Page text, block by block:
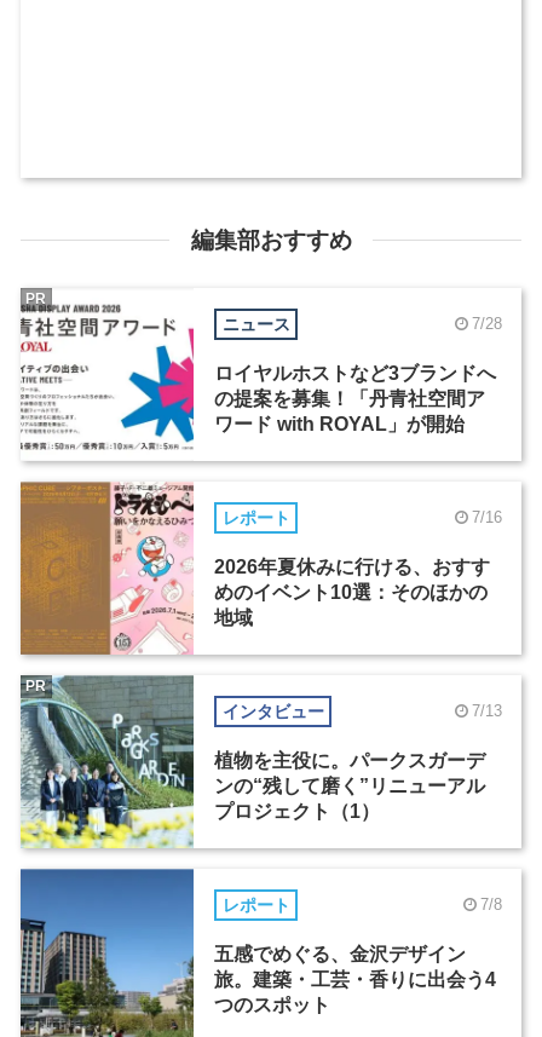
編集部おすすめ
ニュース 7/28
ロイヤルホストなど3ブランドへ
の提案を募集！「丹青社空間ア
ワード with ROYAL」が開始
PR
レポート 7/16
2026年夏休みに行ける、おすす
めのイベント10選：そのほかの
地域
インタビュー 7/13
植物を主役に。パークスガーデ
ンの“残して磨く”リニューアル
プロジェクト（1）
PR
レポート 7/8
五感でめぐる、金沢デザイン
旅。建築・工芸・香りに出会う4
つのスポット